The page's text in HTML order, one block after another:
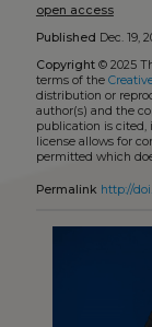
open access
Published Dec. 19,
Copyright© 2025
terms of the
distribution or
author(s) and the
publication is cited,
license allows for
permitted which
Permalink http://